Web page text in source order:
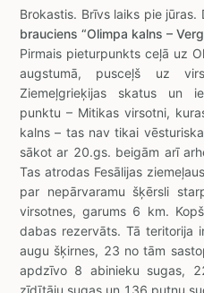
Brokastis. Brīvs laiks pie jūras.
brauciens “Olimpa kalns –
Pirmais pieturpunkts ceļā uz
augstumā, pusceļš uz
Ziemeļgrieķijas skatus un
punktu – Mitikas virsotni,
kalns – tas nav tikai
sākot ar 20.gs. beigām arī
Tas atrodas Fesālijas
par nepārvaramu šķērsli
virsotnes, garums 6 km.
dabas rezervāts. Tā
augu šķirnes, 23 no tām
apdzīvo 8 abinieku sugas,
zīdītāju sugas un 136 putnu